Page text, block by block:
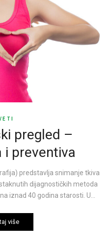
pregled –
i preventiva
predstavlja snimanje tkiva
dijagnostičkih metoda
iznad 40 godina starosti. U…
više